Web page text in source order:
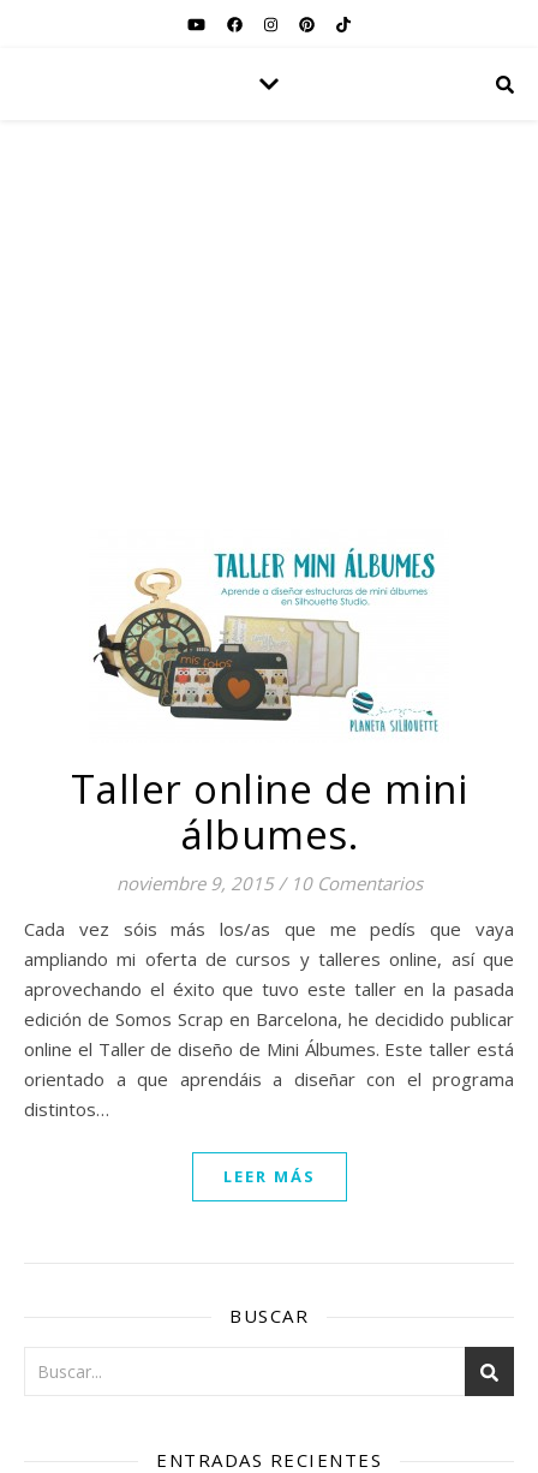
Taller online de mini
álbumes.
noviembre 9, 2015 / 10 Comentarios
Cada vez sóis más los/as que me pedís que vaya
ampliando mi oferta de cursos y talleres online, así que
aprovechando el éxito que tuvo este taller en la pasada
edición de Somos Scrap en Barcelona, he decidido publicar
online el Taller de diseño de Mini Álbumes. Este taller está
orientado a que aprendáis a diseñar con el programa
distintos…
LEER MÁS
BUSCAR
ENTRADAS RECIENTES